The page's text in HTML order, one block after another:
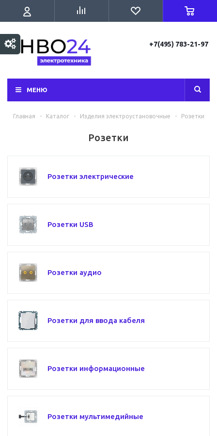
+7(495) 783-21-97
МЕНЮ
Главная - Каталог - Изделия электроустановочные - Розетки
Розетки
Розетки электрические
Розетки USB
Розетки аудио
Розетки для ввода кабеля
Розетки информационные
Розетки мультимедийные